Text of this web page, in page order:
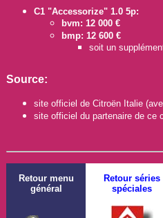
C1 "Accessorize" 1.0 5p:
bvm: 12 000 €
bmp: 12 600 €
soit un
Source:
site officiel de Citroën Italie
site officiel du partenaire de ce
Retour menu
général
Retour séries
spéciales